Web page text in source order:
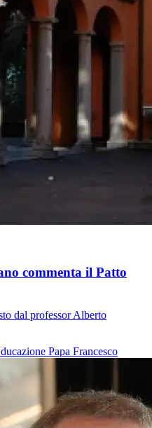
commenta il Patto
dal professor Alberto
Papa Francesco